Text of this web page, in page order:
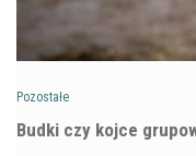
Pozostałe
Budki czy kojce